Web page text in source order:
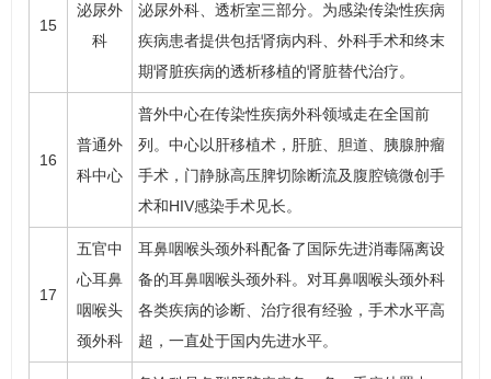
15
泌尿外
科
泌尿外科 、透析室三部分。为感染传染性疾病
疾病患者提供包括肾病内科、外科手术和终末
期肾脏疾病的透析移植的肾脏替代治疗。
16
普通外
科中心
普外中心在传染性疾病外科领域走在全国前
列。中心以肝移植术，肝脏、胆道、胰腺肿瘤
手术，门静脉高压脾切除断流及腹腔镜微创手
术和HIV感染手术见长。
17
五官中
心耳鼻
咽喉头
颈外科
耳鼻咽喉头颈外科配备了国际先进消毒隔离设
备的耳鼻咽喉头颈外科。对耳鼻咽喉头颈外科
各类疾病的诊断、治疗很有经验，手术水平高
超，一直处于国内先进水平。